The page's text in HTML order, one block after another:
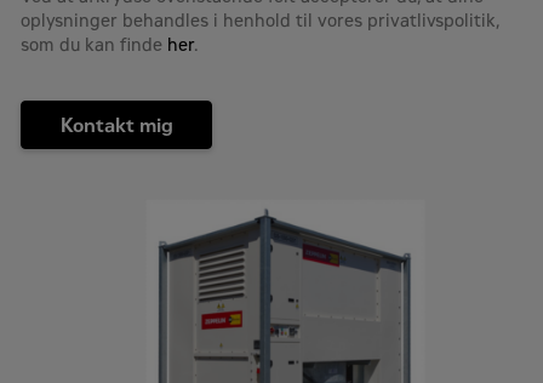
oplysninger behandles i henhold til vores privatlivspolitik,
som du kan finde her.
Kontakt mig